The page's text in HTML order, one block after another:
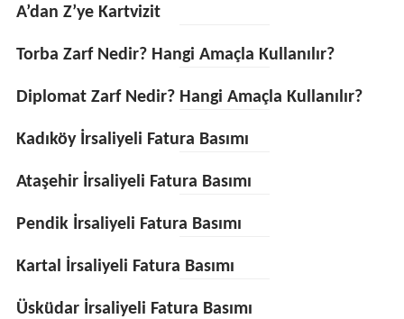
A’dan Z’ye Kartvizit
Torba Zarf Nedir? Hangi Amaçla Kullanılır?
Diplomat Zarf Nedir? Hangi Amaçla Kullanılır?
Kadıköy İrsaliyeli Fatura Basımı
Ataşehir İrsaliyeli Fatura Basımı
Pendik İrsaliyeli Fatura Basımı
Kartal İrsaliyeli Fatura Basımı
Üsküdar İrsaliyeli Fatura Basımı